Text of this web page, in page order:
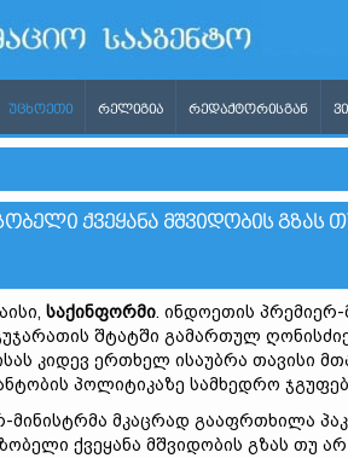
ᲣᲪᲮᲝᲔᲗᲘ ᲠᲔᲚᲘᲒᲘᲐ ᲠᲔᲓᲐᲥᲢᲝᲠᲘᲡᲒᲐᲜ
ᲥᲕᲔᲧᲐᲜᲐ ᲛᲨᲕᲘᲓᲝᲑᲘᲡ ᲒᲖᲐᲡ
საქინფორმი. ინდოეთის პრემიერ-
შტატში გამართულ
კიდევ ერთხელ ისაუბრა თავისი
პოლიტიკაზე სამხედრო
მინისტრმა მკაცრად გააფრთხილა
ქვეყანა მშვიდობის გზას თუ არ